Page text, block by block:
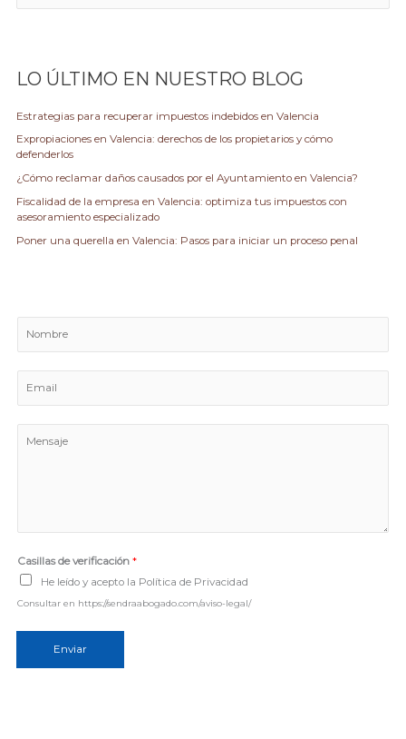
r
o
r
LO ÚLTIMO EN NUESTRO BLOG
Estrategias para recuperar impuestos indebidos en Valencia
Expropiaciones en Valencia: derechos de los propietarios y cómo
defenderlos
¿Cómo reclamar daños causados por el Ayuntamiento en Valencia?
Fiscalidad de la empresa en Valencia: optimiza tus impuestos con
asesoramiento especializado
Poner una querella en Valencia: Pasos para iniciar un proceso penal
m
r
a
j
e
*
Casillas de verificación*
He leído y acepto la Política de Privacidad
Consultar en https://sendraabogado.com/aviso-legal/
Enviar